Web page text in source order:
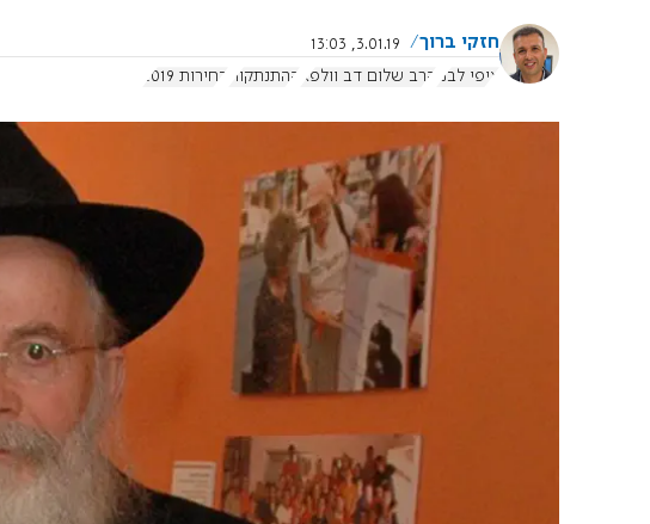
חזקי ברוך
3.01.19, 13:03
ציפי לבני הרב שלום דב וולפא ההתנתקות בחירות 2019